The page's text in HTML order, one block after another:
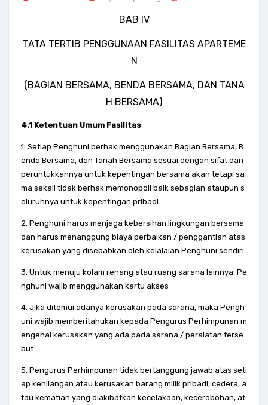
BAB IV
TATA TERTIB PENGGUNAAN FASILITAS APARTEME
N
(BAGIAN BERSAMA, BENDA BERSAMA, DAN TANA
H BERSAMA)
4.1 Ketentuan Umum Fasilitas
1. Setiap Penghuni berhak menggunakan Bagian Bersama, B
enda Bersama, dan Tanah Bersama sesuai dengan sifat dan
peruntukkannya untuk kepentingan bersama akan tetapi sa
ma sekali tidak berhak memonopoli baik sebagian ataupun s
eluruhnya untuk kepentingan pribadi.
2. Penghuni harus menjaga kebersihan lingkungan bersama
dan harus menanggung biaya perbaikan / penggantian atas
kerusakan yang disebabkan oleh kelalaian Penghuni sendiri.
3. Untuk menuju kolam renang atau ruang sarana lainnya, Pe
nghuni wajib menggunakan kartu akses
4. Jika ditemui adanya kerusakan pada sarana, maka Pengh
uni wajib memberitahukan kepada Pengurus Perhimpunan m
engenai kerusakan yang ada pada sarana / peralatan terse
but.
5. Pengurus Perhimpunan tidak bertanggung jawab atas seti
ap kehilangan atau kerusakan barang milik pribadi, cedera, a
tau kematian yang diakibatkan kecelakaan, kecerobohan, at